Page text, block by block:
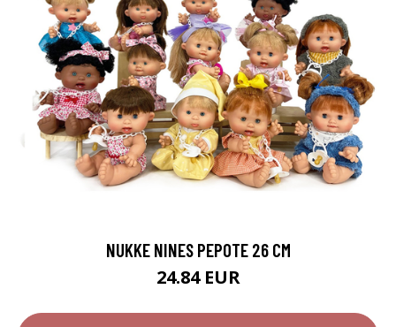
NUKKE NINES PEPOTE 26 CM
24.84 EUR